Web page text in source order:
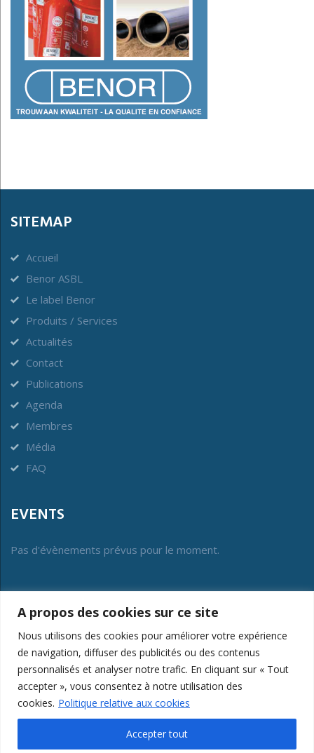
A propos des cookies sur ce site
Nous utilisons des cookies pour améliorer votre expérience
de navigation, diffuser des publicités ou des contenus
personnalisés et analyser notre trafic. En cliquant sur « Tout
accepter », vous consentez à notre utilisation des
cookies. Politique relative aux cookies
Accepter tout
SITEMAP
Accueil
Benor ASBL
Le label Benor
Produits / Services
Actualités
Contact
Publications
Agenda
Membres
Média
FAQ
EVENTS
Pas d'évènements prévus pour le moment.
BENOR
L’asbl Benor a été constituée en 2012 pour gérer ce label
collectif de conformité et pour protéger son intérêt général.
LOGIN MEMBERS